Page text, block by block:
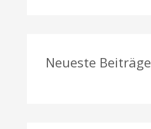
Neueste Beiträge